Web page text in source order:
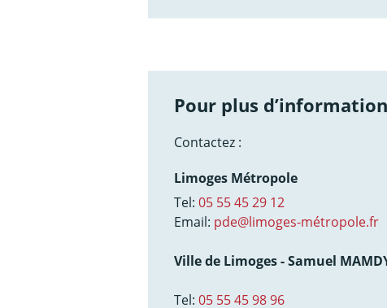
Pour plus
Contactez :
Limoges Métropole
Tel: 05 55 45 29 12
Email: pde@limoges-métropole.fr
Ville de Limoges - Samuel
Tel: 05 55 45 98 96